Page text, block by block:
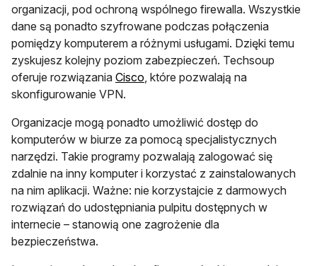
organizacji, pod ochroną wspólnego firewalla. Wszystkie
dane są ponadto szyfrowane podczas połączenia
pomiędzy komputerem a różnymi usługami. Dzięki temu
zyskujesz kolejny poziom zabezpieczeń. Techsoup
oferuje rozwiązania Cisco otwiera się w nowej karcie
, które pozwalają na
skonfigurowanie VPN.
Organizacje mogą ponadto umożliwić dostęp do
komputerów w biurze za pomocą specjalistycznych
narzędzi. Takie programy pozwalają zalogować się
zdalnie na inny komputer i korzystać z zainstalowanych
na nim aplikacji. Ważne: nie korzystajcie z darmowych
rozwiązań do udostępniania pulpitu dostępnych w
internecie – stanowią one zagrożenie dla
bezpieczeństwa.